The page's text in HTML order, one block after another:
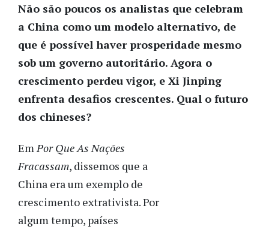
Não são poucos os analistas que celebram
a China como um modelo alternativo, de
que é possível haver prosperidade mesmo
sob um governo autoritário. Agora o
crescimento perdeu vigor, e Xi Jinping
enfrenta desafios crescentes. Qual o futuro
dos chineses?
EmPor Que As Nações
Fracassam, dissemos que a
China era um exemplo de
crescimento extrativista. Por
algum tempo, países